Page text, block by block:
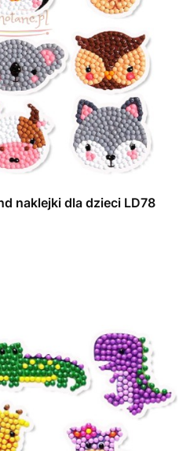
naklejki dla dzieci LD78